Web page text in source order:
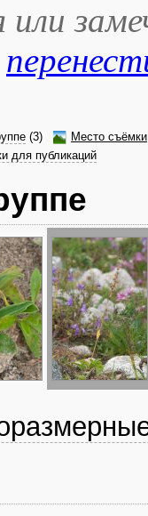
или
(3)
Место съёмки
для публикаций